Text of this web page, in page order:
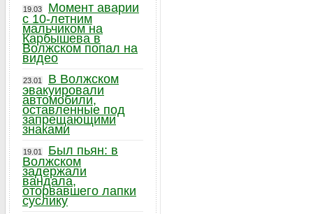
19.03
Момент аварии
с 10-летним
мальчиком на
Карбышева в
Волжском попал на
видео
23.01
В Волжском
эвакуировали
автомобили,
оставленные под
запрещающими
знаками
19.01
Был пьян: в
Волжском
задержали
вандала,
оторвавшего лапки
суслику